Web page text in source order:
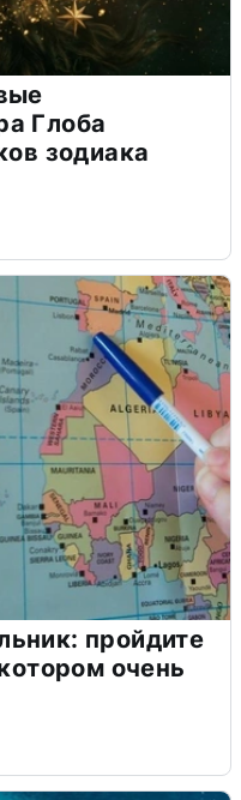
Глоба
зодиака
пройдите
очень